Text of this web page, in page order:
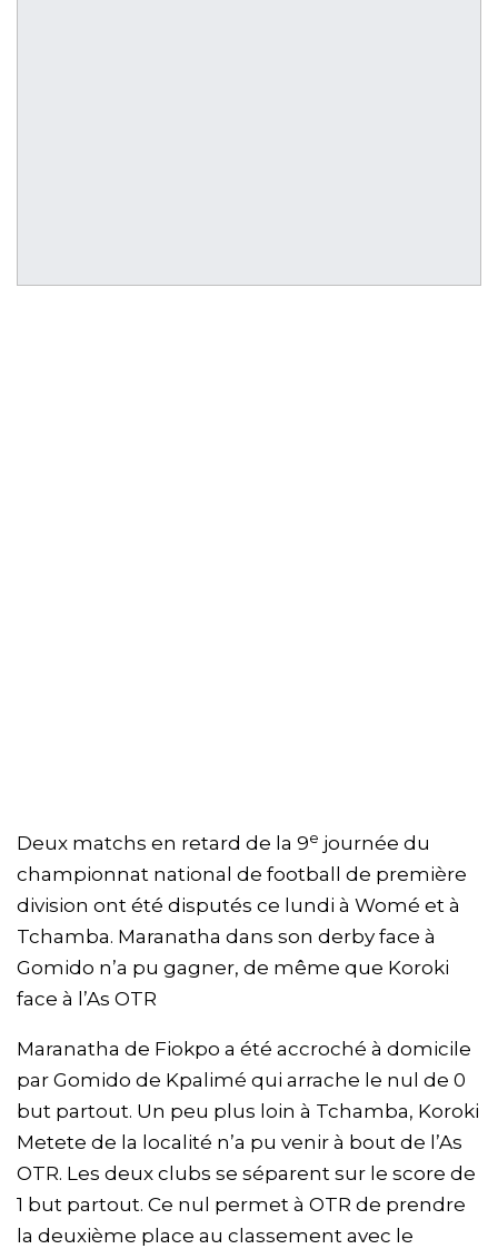
Deux matchs en retard de la 9e journée du
championnat national de football de première
division ont été disputés ce lundi à Womé et à
Tchamba. Maranatha dans son derby face à
Gomido n’a pu gagner, de même que Koroki
face à l’As OTR
Maranatha de Fiokpo a été accroché à domicile
par Gomido de Kpalimé qui arrache le nul de 0
but partout. Un peu plus loin à Tchamba, Koroki
Metete de la localité n’a pu venir à bout de l’As
OTR. Les deux clubs se séparent sur le score de
1 but partout. Ce nul permet à OTR de prendre
la deuxième place au classement avec le